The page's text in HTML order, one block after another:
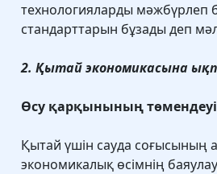
технологияларды мәжбүрлеп
стандарттарын бұзады деп
2. Қытай экономикасына
Өсу қарқынының төмендеуі
Қытай үшін сауда соғысының
экономикалық өсімнің